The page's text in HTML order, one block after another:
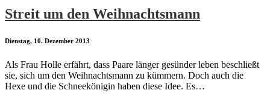
Streit um den Weihnachtsmann
Dienstag, 10. Dezember 2013
Als Frau Holle erfährt, dass Paare länger gesünder leben beschließt
sie, sich um den Weihnachtsmann zu kümmern. Doch auch die
Hexe und die Schneekönigin haben diese Idee. Es…